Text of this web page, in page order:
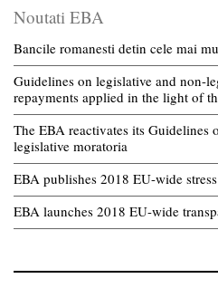
Noutati EBA
Bancile romanesti detin cele mai
Guidelines on legislative and non-
repayments applied in the light of
The EBA reactivates its Guidelines
legislative moratoria
EBA publishes 2018 EU-wide
EBA launches 2018 EU-wide